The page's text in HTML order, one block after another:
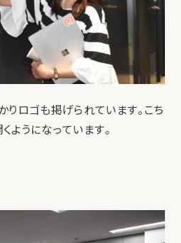
りロゴも掲げられています。こち
ようになっています。